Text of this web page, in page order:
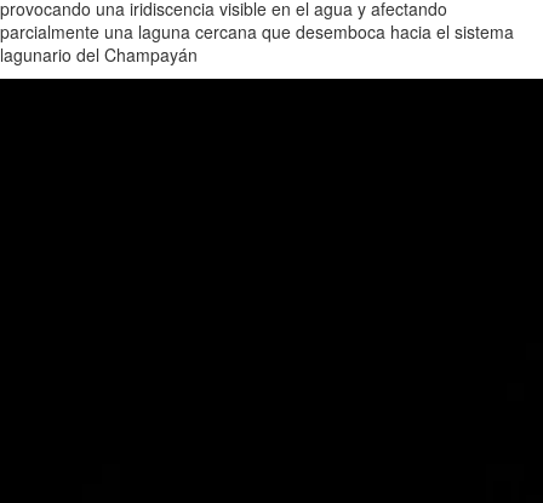
provocando una iridiscencia visible en el agua y afectando
parcialmente una laguna cercana que desemboca hacia el sistema
lagunario del Champayán